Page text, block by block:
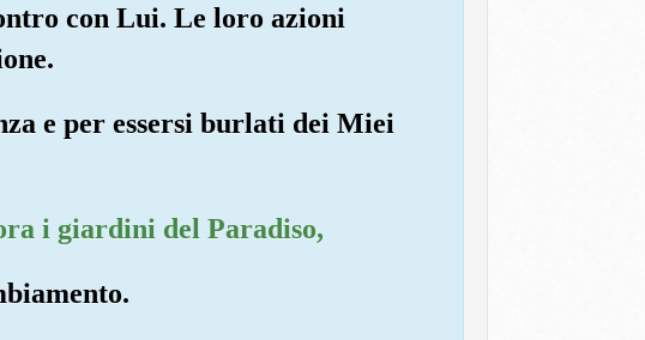
con Lui. Le loro azioni
e per essersi burlati dei Miei
i giardini del Paradiso,